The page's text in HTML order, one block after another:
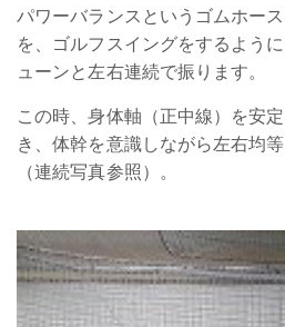
パワーバランスというゴムホー
を、ゴルフスイングをするよう
ューンと左右連続で振ります。
この時、身体軸（正中線）を安
き、体幹を意識しながら左右均
（連続写真参照）。